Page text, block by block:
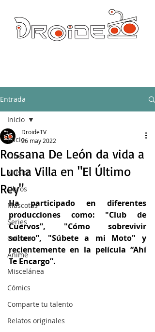
Entrada
Inicio
Cine
Música
Libros
Mascotas
Series
Cultura
Anime
Miscelánea
Cómics
Comparte tu talento
Relatos originales
Inicio
Rossana De León da vida a
Lucha Villa en "El Último
Rey"
DroideTV
26 may 2022
Ha participado en diferentes
producciones como: "Club de
Cuervos”, "Cómo sobrevivir
soltero”, "Súbete a mi Moto" y
recientemente en la película “Ahí
Te Encargo”.